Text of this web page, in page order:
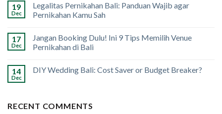
19
Dec
Legalitas Pernikahan Bali: Panduan Wajib agar
Pernikahan Kamu Sah
17
Dec
Jangan Booking Dulu! Ini 9 Tips Memilih Venue
Pernikahan di Bali
14
Dec
DIY Wedding Bali: Cost Saver or Budget Breaker?
RECENT COMMENTS